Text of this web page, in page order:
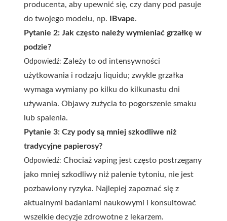
producenta, aby upewnić się, czy dany pod pasuje
do twojego modelu, np.
IBvape.
Pytanie 2: Jak często należy wymieniać grzałkę w
podzie?
Odpowiedź: Zależy to od intensywności
użytkowania i rodzaju liquidu; zwykle grzałka
wymaga wymiany po kilku do kilkunastu dni
używania. Objawy zużycia to pogorszenie smaku
lub spalenia.
Pytanie 3: Czy pody są mniej szkodliwe niż
tradycyjne papierosy?
Odpowiedź: Chociaż vaping jest często postrzegany
jako mniej szkodliwy niż palenie tytoniu, nie jest
pozbawiony ryzyka. Najlepiej zapoznać się z
aktualnymi badaniami naukowymi i konsultować
wszelkie decyzje zdrowotne z lekarzem.